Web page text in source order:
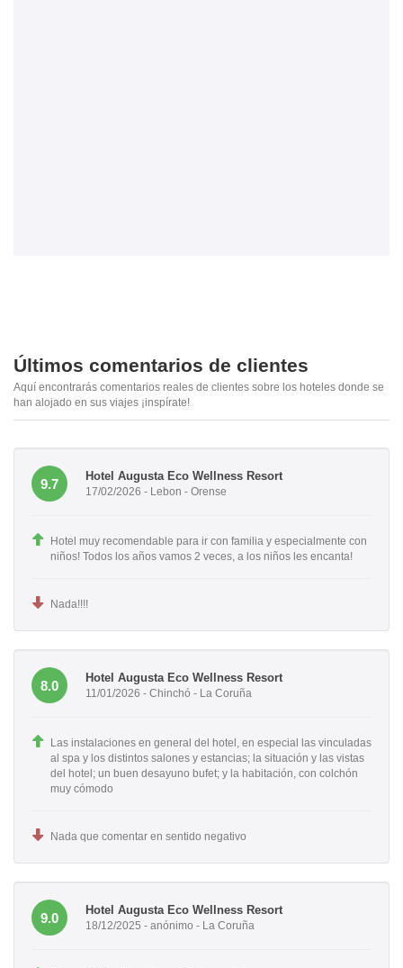
Últimos comentarios de clientes
Aquí encontrarás comentarios reales de clientes sobre los hoteles donde se
han alojado en sus viajes ¡inspírate!
9.7
Hotel Augusta Eco Wellness Resort
17/02/2026 - Lebon - Orense
Hotel muy recomendable para ir con familia y especialmente con
niños! Todos los años vamos 2 veces, a los niños les encanta!
Nada!!!!
8.0
Hotel Augusta Eco Wellness Resort
11/01/2026 - Chinchó - La Coruña
Las instalaciones en general del hotel, en especial las vinculadas
al spa y los distintos salones y estancias; la situación y las vistas
del hotel; un buen desayuno bufet; y la habitación, con colchón
muy cómodo
Nada que comentar en sentido negativo
9.0
Hotel Augusta Eco Wellness Resort
18/12/2025 - anónimo - La Coruña